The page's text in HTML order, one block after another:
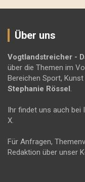
Über uns
Vogtlandstreicher -
über die Themen im
Bereichen Sport,
Stephanie Rössel .
Ihr findet uns auch
X.
Für Anfragen,
Redaktion über unser